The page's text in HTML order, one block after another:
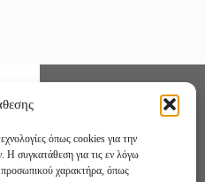
όπως cookies για την
συγκατάθεση για τις εν λόγω
προσωπικού χαρακτήρα, όπως